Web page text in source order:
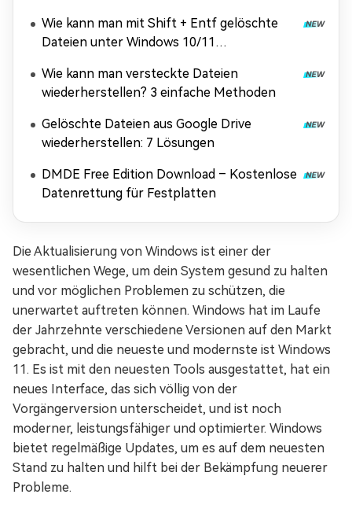
Wie kann man mit Shift + Entf gelöschte
Dateien unter Windows 10/11
Wie kann man versteckte Dateien
wiederherstellen? 3 einfache Methoden
Gelöschte Dateien aus Google Drive
wiederherstellen: 7 Lösungen
DMDE Free Edition Download – Kostenlose
Datenrettung für Festplatten
Die Aktualisierung von Windows ist einer der
wesentlichen Wege, um dein System gesund zu halten
und vor möglichen Problemen zu schützen, die
unerwartet auftreten können. Windows hat im Laufe
der Jahrzehnte verschiedene Versionen auf den Markt
gebracht, und die neueste und modernste ist Windows
11. Es ist mit den neuesten Tools ausgestattet, hat ein
neues Interface, das sich völlig von der
Vorgängerversion unterscheidet, und ist noch
moderner, leistungsfähiger und optimierter. Windows
bietet regelmäßige Updates, um es auf dem neuesten
Stand zu halten und hilft bei der Bekämpfung neuerer
Probleme.